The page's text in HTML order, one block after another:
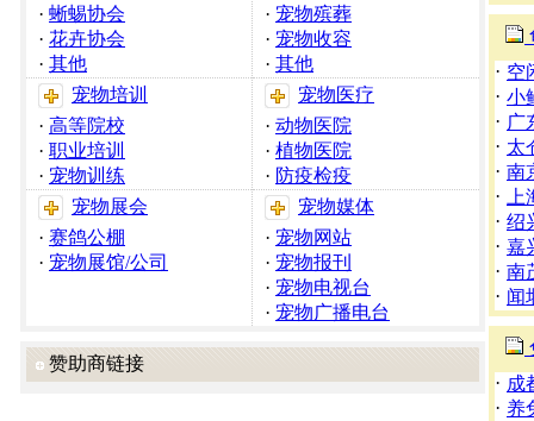
· 蜥蜴协会
· 花卉协会
· 其他
宠物培训
· 高等院校
· 职业培训
· 宠物训练
宠物展会
· 赛鸽公棚
· 宠物展馆/公司
· 宠物殡葬
· 宠物收容
· 其他
宠物医疗
· 动物医院
· 植物医院
· 防疫检疫
宠物媒体
· 宠物网站
· 宠物报刊
· 宠物电视台
· 宠物广播电台
赞助商链接
· 空
· 小
· 广
· 太
· 南
·
· 绍
· 嘉
· 南
· 闻
· 成
· 养